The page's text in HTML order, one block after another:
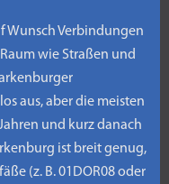
Wunsch Verbindungen
wie Straßen und
aus, aber die meisten
und kurz danach
ist breit genug,
(z. B. 01DOR08 oder